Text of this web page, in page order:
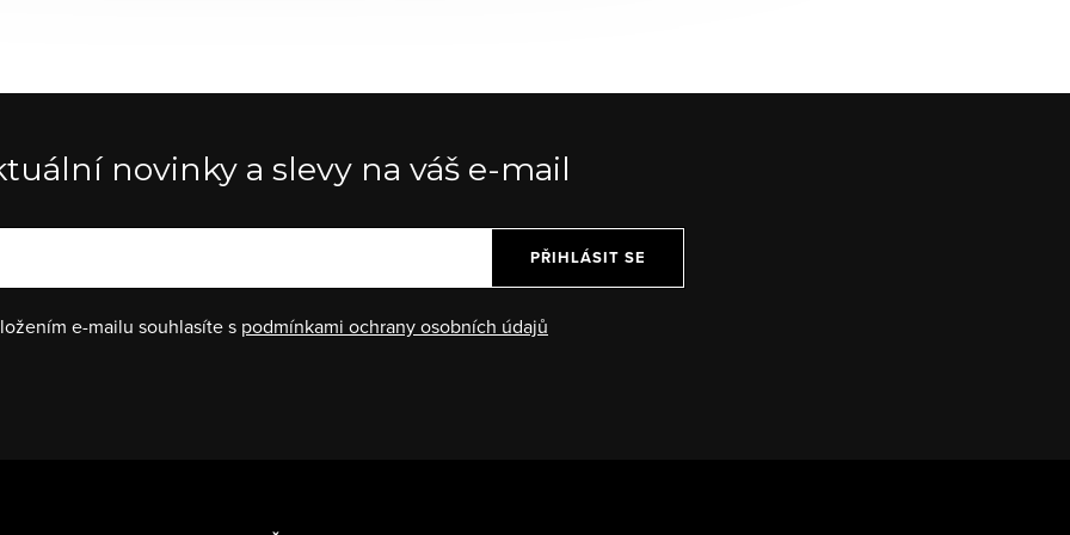
novinky a slevy na váš e-mail
e-mailu souhlasíte s podmínkami ochrany osobních údajů
PŘIHLÁSIT SE